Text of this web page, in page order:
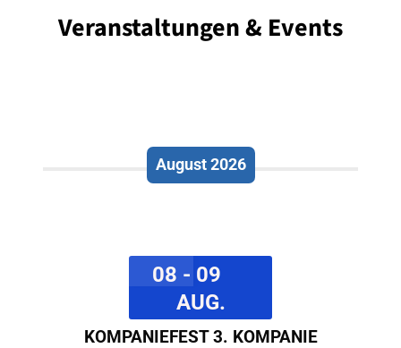
Veranstaltungen & Events
August 2026
08 - 09
AUG.
KOMPANIEFEST 3. KOMPANIE